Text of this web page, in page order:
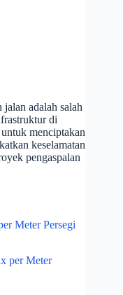
jalan adalah salah
di
menciptakan
keselamatan
pengaspalan
Meter Persegi